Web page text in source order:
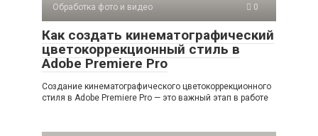
Обработка фото и видео 0
Как создать кинематографический
цветокоррекционный стиль в
Adobe Premiere Pro
Создание кинематографического цветокоррекционного
стиля в Adobe Premiere Pro — это важный этап в работе